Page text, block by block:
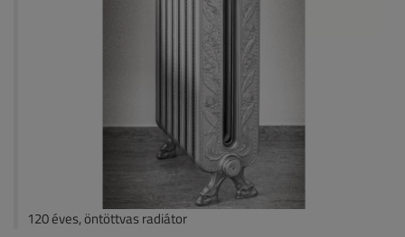
120 éves, öntöttvas radiátor